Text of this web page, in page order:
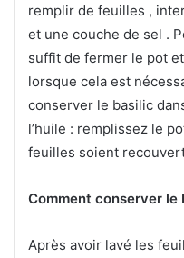
remplir de feuilles ,
et une couche de sel .
suffit de fermer le pot
lorsque cela est
conserver le basilic
l’huile : remplissez le
feuilles soient
Comment conserver le
Après avoir lavé les